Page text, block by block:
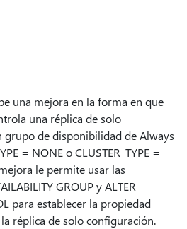
una mejora en la forma en que
una réplica de solo
grupo de disponibilidad de Always
= NONE o CLUSTER_TYPE =
le permite usar las
GROUP y ALTER
para establecer la propiedad
la réplica de solo configuración.